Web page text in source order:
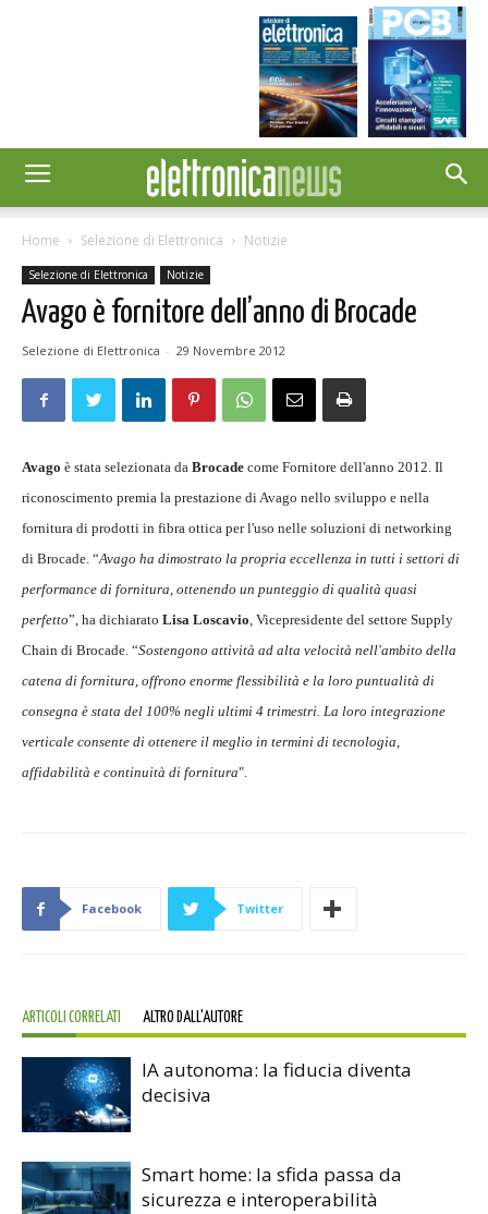
Home Selezione di Elettronica Notizie
Selezione di Elettronica Notizie
Avago è fornitore dell’anno di Brocade
Selezione di Elettronica - 29 Novembre 2012
Avago è stata selezionata da Brocade come Fornitore dell'anno 2012. Il
riconoscimento premia la prestazione di Avago nello sviluppo e nella
fornitura di prodotti in fibra ottica per l'uso nelle soluzioni di networking
di Brocade. “Avago ha dimostrato la propria eccellenza in tutti i settori di
performance di fornitura, ottenendo un punteggio di qualità quasi
perfetto”, ha dichiarato Lisa Loscavio, Vicepresidente del settore Supply
Chain di Brocade. “Sostengono attività ad alta velocità nell'ambito della
catena di fornitura, offrono enorme flessibilità e la loro puntualità di
consegna è stata del 100% negli ultimi 4 trimestri. La loro integrazione
verticale consente di ottenere il meglio in termini di tecnologia,
affidabilità e continuità di fornitura".
Facebook Twitter
ARTICOLI CORRELATI ALTRO DALL'AUTORE
IA autonoma: la fiducia diventa
decisiva
Smart home: la sfida passa da
sicurezza e interoperabilità